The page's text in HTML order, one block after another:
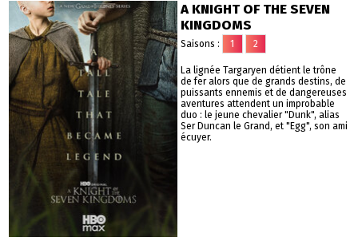
A KNIGHT OF THE SEVEN
KINGDOMS
Saisons : 1 2
La lignée Targaryen détient le trône
de fer alors que de grands destins, de
puissants ennemis et de dangereuses
aventures attendent un improbable
duo : le jeune chevalier "Dunk", alias
Ser Duncan le Grand, et "Egg", son ami
écuyer.